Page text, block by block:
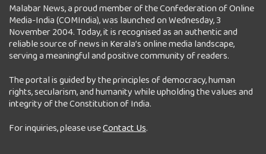
Malabar News, a proud member of the Confederation of Online
Media-India (COMIndia), was launched on Wednesday, 3
November 2004. Today, it is recognised as an authentic and
reliable source of news in Kerala’s online media landscape,
serving a meaningful and positive community of readers.
The portal is guided by the principles of democracy, human
rights, secularism, and humanity while upholding the values and
integrity of the Constitution of India.
For inquiries, please useContact Us.